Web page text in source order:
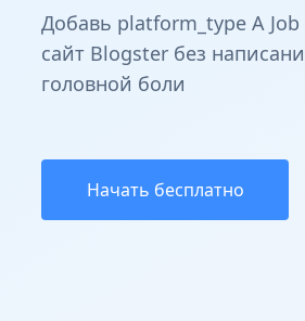
Добавь platform_type A
сайт Blogster без
головной боли
Начать бесплатно